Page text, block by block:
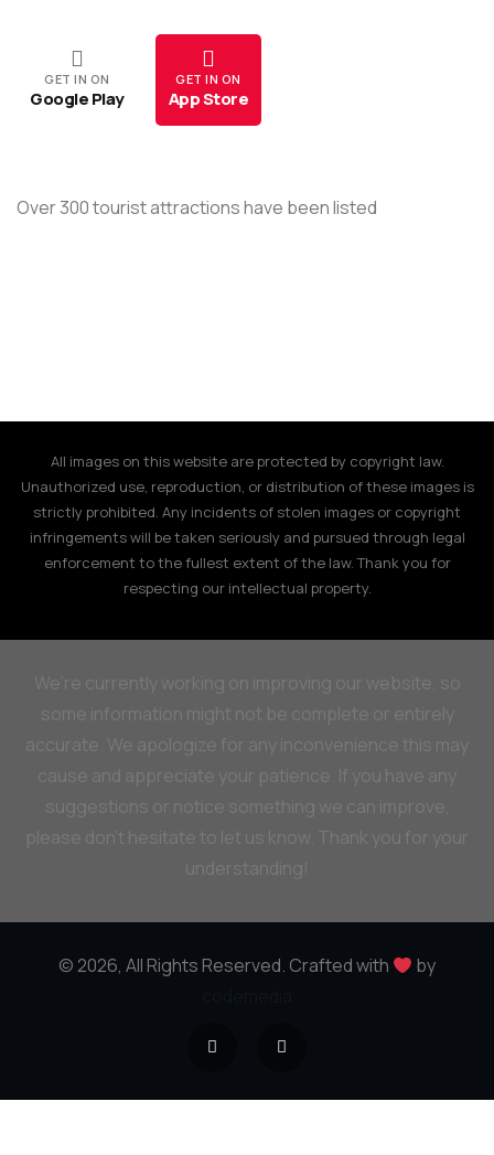
GET IN ON
Google Play
GET IN ON
App Store
Over 300 tourist attractions have been listed
All images on this website are protected by copyright law.
Unauthorized use, reproduction, or distribution of these images is
strictly prohibited. Any incidents of stolen images or copyright
infringements will be taken seriously and pursued through legal
enforcement to the fullest extent of the law. Thank you for
respecting our intellectual property.
We’re currently working on improving our website, so
some information might not be complete or entirely
accurate. We apologize for any inconvenience this may
cause and appreciate your patience. If you have any
suggestions or notice something we can improve,
please don’t hesitate to let us know. Thank you for your
understanding!
© 2026, All Rights Reserved. Crafted with
by